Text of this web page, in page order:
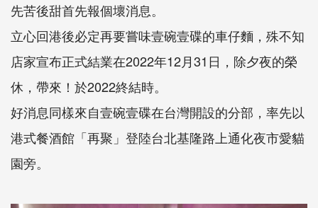
先苦後甜首先報個壞消息。
立心回港後必定再要嘗味壹碗壹碟的車仔麵，殊不知
店家宣布正式結業在2022年12月31日，除夕夜的榮
休，帶來！於2022終結時。
好消息同樣來自壹碗壹碟在台灣開設的分部，率先以
港式餐酒館「再聚」登陸台北基隆路上通化夜市愛貓
園旁。